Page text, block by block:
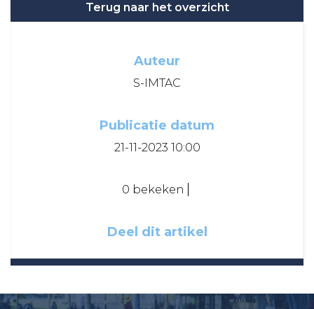
Terug naar het overzicht
Auteur
S-IMTAC
Publicatie datum
21-11-2023 10:00
0 bekeken
Deel dit artikel